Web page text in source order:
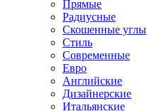
Прямые
Радиусные
Скошенные углы
Стиль
Современные
Евро
Английские
Дизайнерские
Итальянские